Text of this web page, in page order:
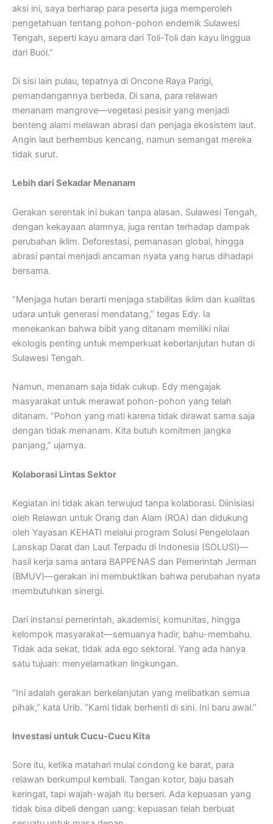
aksi ini, saya berharap para peserta juga memperoleh
pengetahuan tentang pohon-pohon endemik Sulawesi
Tengah, seperti kayu amara dari Toli-Toli dan kayu linggua
dari Buol.”
Di sisi lain pulau, tepatnya di Oncone Raya Parigi,
pemandangannya berbeda. Di sana, para relawan
menanam mangrove—vegetasi pesisir yang menjadi
benteng alami melawan abrasi dan penjaga ekosistem laut.
Angin laut berhembus kencang, namun semangat mereka
tidak surut.
Lebih dari Sekadar Menanam
Gerakan serentak ini bukan tanpa alasan. Sulawesi Tengah,
dengan kekayaan alamnya, juga rentan terhadap dampak
perubahan iklim. Deforestasi, pemanasan global, hingga
abrasi pantai menjadi ancaman nyata yang harus dihadapi
bersama.
“Menjaga hutan berarti menjaga stabilitas iklim dan kualitas
udara untuk generasi mendatang,” tegas Edy. Ia
menekankan bahwa bibit yang ditanam memiliki nilai
ekologis penting untuk memperkuat keberlanjutan hutan di
Sulawesi Tengah.
Namun, menanam saja tidak cukup. Edy mengajak
masyarakat untuk merawat pohon-pohon yang telah
ditanam. “Pohon yang mati karena tidak dirawat sama saja
dengan tidak menanam. Kita butuh komitmen jangka
panjang,” ujarnya.
Kolaborasi Lintas Sektor
Kegiatan ini tidak akan terwujud tanpa kolaborasi. Diinisiasi
oleh Relawan untuk Orang dan Alam (ROA) dan didukung
oleh Yayasan KEHATI melalui program Solusi Pengelolaan
Lanskap Darat dan Laut Terpadu di Indonesia (SOLUSI)—
hasil kerja sama antara BAPPENAS dan Pemerintah Jerman
(BMUV)—gerakan ini membuktikan bahwa perubahan nyata
membutuhkan sinergi.
Dari instansi pemerintah, akademisi, komunitas, hingga
kelompok masyarakat—semuanya hadir, bahu-membahu.
Tidak ada sekat, tidak ada ego sektoral. Yang ada hanya
satu tujuan: menyelamatkan lingkungan.
“Ini adalah gerakan berkelanjutan yang melibatkan semua
pihak,” kata Urib. “Kami tidak berhenti di sini. Ini baru awal.”
Investasi untuk Cucu-Cucu Kita
Sore itu, ketika matahari mulai condong ke barat, para
relawan berkumpul kembali. Tangan kotor, baju basah
keringat, tapi wajah-wajah itu berseri. Ada kepuasan yang
tidak bisa dibeli dengan uang: kepuasan telah berbuat